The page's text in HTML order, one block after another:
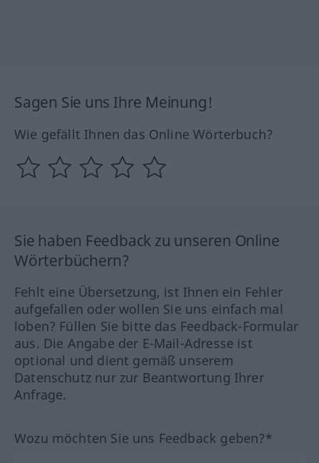
Sagen Sie uns Ihre Meinung!
Wie gefällt Ihnen das Online Wörterbuch?
Sie haben Feedback zu unseren Online
Wörterbüchern?
Fehlt eine Übersetzung, ist Ihnen ein Fehler
aufgefallen oder wollen Sie uns einfach mal
loben? Füllen Sie bitte das Feedback-Formular
aus. Die Angabe der E-Mail-Adresse ist
optional und dient gemäß unserem
Datenschutz nur zur Beantwortung Ihrer
Anfrage.
Wozu möchten Sie uns Feedback geben?*